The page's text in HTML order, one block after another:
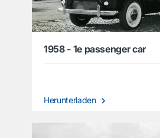
1958 - 1e passenger car
Herunterladen